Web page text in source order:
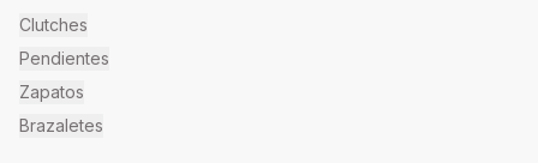
Clutches
Pendientes
Zapatos
Brazaletes